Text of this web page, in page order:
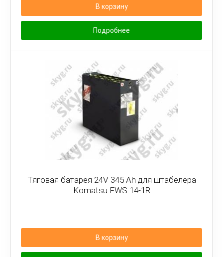
В корзину
Подробнее
Тяговая батарея 24V 345 Ah для штабелера
Komatsu FWS 14-1R
В корзину